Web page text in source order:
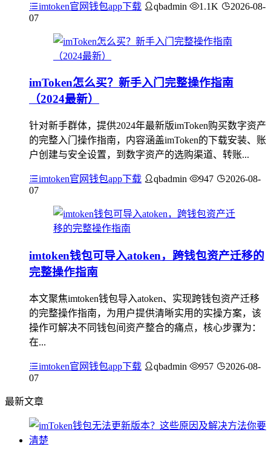
imtoken官网钱包app下载 qbadmin 1.1K
2026-08-
07
imToken怎么买？新手入门完整操作指南
（2024最新）
针对新手群体，提供2024年最新版imToken购买数字资产
的完整入门操作指南，内容涵盖imToken的下载安装、账
户创建与安全设置，到数字资产的选购渠道、转账...
imtoken官网钱包app下载 qbadmin 947
2026-08-
07
imtoken钱包可导入atoken，跨钱包资产迁移的
完整操作指南
本文聚焦imtoken钱包导入atoken、实现跨钱包资产迁移
的完整操作指南，为用户提供清晰实用的实操方案，该
操作可解决不同钱包间资产整合的痛点，核心步骤为：
在...
imtoken官网钱包app下载 qbadmin 957
2026-08-
07
最新文章